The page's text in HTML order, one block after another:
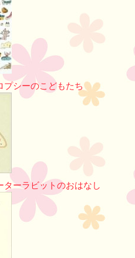
プシーのこどもたち
ターラビットのおはなし